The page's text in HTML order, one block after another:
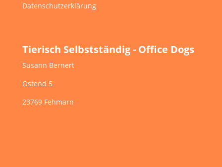
Datenschutzerklärung
Tierisch Selbstständig - Office Dogs
Susann Bernert
Ostend 5
23769 Fehmarn